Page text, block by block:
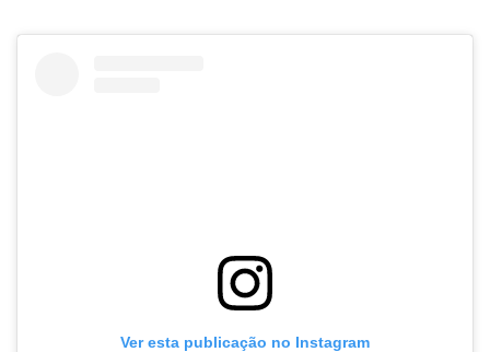
Ver esta publicação no Instagram